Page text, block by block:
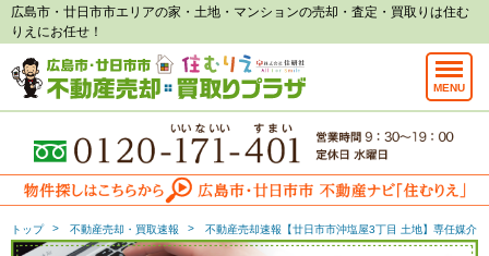
広島市・廿日市市エリアの家・土地・マンションの売却・査定・買取りは住む
りえにお任せ！
MENU
トップ 不動産売却・買取速報 不動産売却速報【廿日市市沖塩屋3丁目 土地】専任媒介